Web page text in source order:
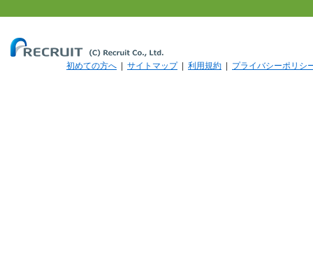
初めての方へ サイトマップ| 利用規約 プライバシーポリシ